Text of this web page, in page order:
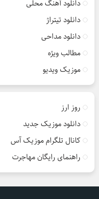
دانلود آهنگ محلی
دانلود تیتراژ
دانلود مداحی
مطالب ویژه
موزیک ویدیو
روز ارز
دانلود موزیک جدید
کانال تلگرام موزیک آس
راهنمای رایگان مهاجرت